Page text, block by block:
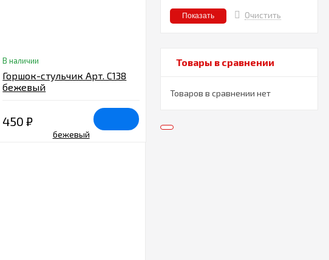
Очистить
Товары в сравнении
Товаров в сравнении нет
В наличии
Горшок-стульчик Арт. C138
бежевый
450₽